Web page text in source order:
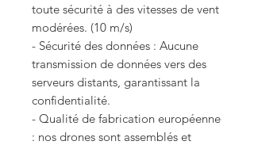
toute sécurité à des vitesses de vent
modérées. (10 m/s)
- Sécurité des données : Aucune
transmission de données vers des
serveurs distants, garantissant la
confidentialité.
- Qualité de fabrication européenne
: nos drones sont assemblés et